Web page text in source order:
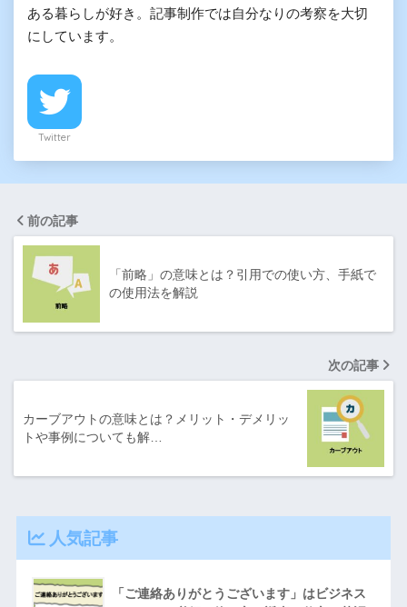
ある暮らしが好き。記事制作では自分なりの考察を大切
にしています。
Twitter
前の記事
「前略」の意味とは？引用での使い方、手紙で
の使用法を解説
次の記事
カーブアウトの意味とは？メリット・デメリッ
トや事例についても解…
人気記事
「ご連絡ありがとうございます」はビジネス